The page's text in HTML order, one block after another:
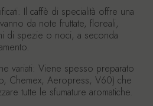
Il caffè di specialità offre una
da note fruttate, floreali,
di spezie o noci, a seconda
variati: Viene spesso preparato
Chemex, Aeropress, V60) che
tutte le sfumature aromatiche.